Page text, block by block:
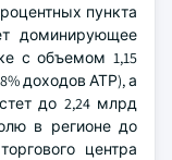
пункта
доминирующее
с объемом 1,15
доходов АТР), а
до 2,24 млрд
в регионе до
центра